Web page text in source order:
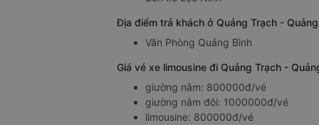
Địa điểm trả khách ở Quảng Trạch -
Văn Phòng Quảng Bình
Giá vé xe limousine đi Quảng Trạch -
giường nằm: 800000đ/vé
giường nằm đôi: 1000000đ/vé
limousine: 800000đ/vé